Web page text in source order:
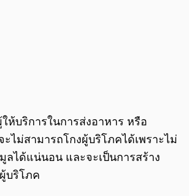
ให้บริการในการส่งอาหาร หรือ
ไม่สามารถโกงผู้บริโภคได้เพราะไม่
ลได้แน่นอน และจะเป็นการสร้าง
บริโภค